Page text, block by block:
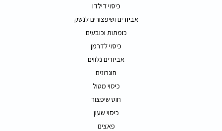
כיסוי דילדו
אביזרים ושיפצורים לנשק
כומתות וכובעים
כיסוי לדרמן
אביזרים נלווים
חוגרונים
כיסוי מטול
חוט שיפצור
כיסוי שעון
פאצים